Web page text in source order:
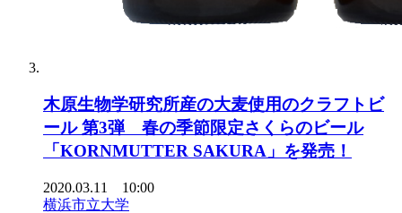
木原生物学研究所産の大麦使用のクラフトビ
ール 第3弾 春の季節限定さくらのビール
「KORNMUTTER SAKURA」を発売！
2020.03.11 10:00
横浜市立大学